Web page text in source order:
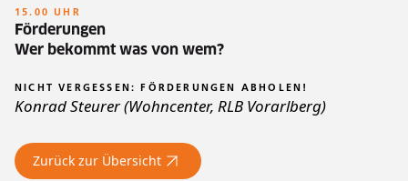
15.00 UHR
Förderungen
Wer bekommt was von wem?
NICHT VERGESSEN: FÖRDERUNGEN ABHOLEN!
Konrad Steurer (Wohncenter, RLB Vorarlberg)
Zurück zur Übersicht